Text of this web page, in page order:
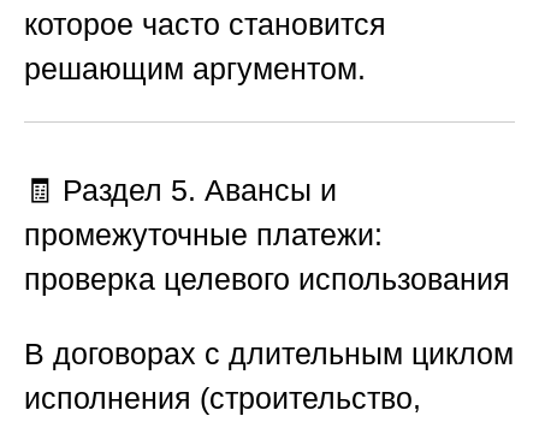
которое часто становится
решающим аргументом.
🧾 Раздел 5. Авансы и
промежуточные платежи:
проверка целевого использования
В договорах с длительным циклом
исполнения (строительство,